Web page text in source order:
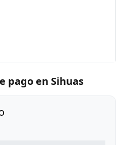
pago en Sihuas